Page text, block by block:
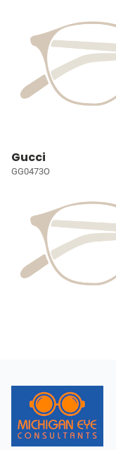
Gucci
GG0473O